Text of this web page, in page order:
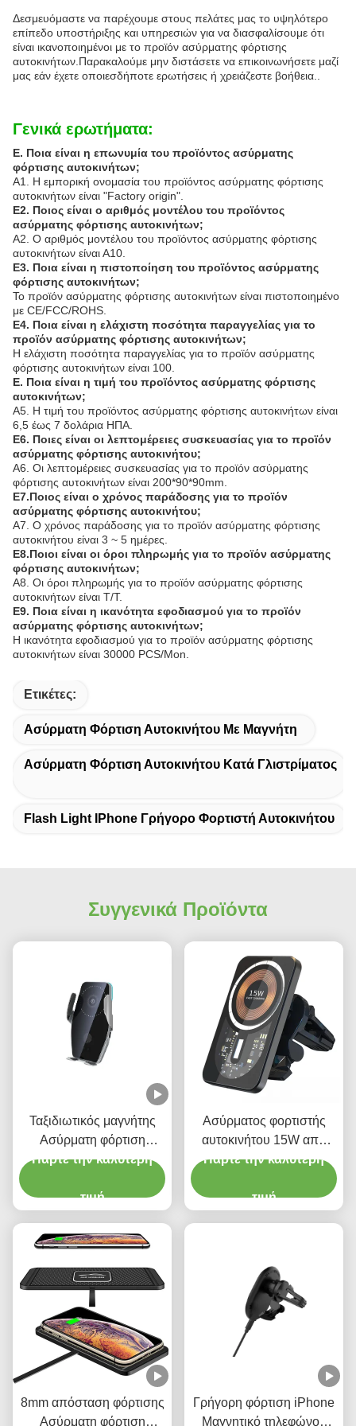
Δεσμευόμαστε να παρέχουμε στους πελάτες μας το υψηλότερο
επίπεδο υποστήριξης και υπηρεσιών για να διασφαλίσουμε ότι
είναι ικανοποιημένοι με το προϊόν ασύρματης φόρτισης
αυτοκινήτων.Παρακαλούμε μην διστάσετε να επικοινωνήσετε μαζί
μας εάν έχετε οποιεσδήποτε ερωτήσεις ή χρειάζεστε βοήθεια..
Γενικά ερωτήματα:
Ε. Ποια είναι η επωνυμία του προϊόντος ασύρματης
φόρτισης αυτοκινήτων;
Α1. Η εμπορική ονομασία του προϊόντος ασύρματης φόρτισης
αυτοκινήτων είναι "Factory origin".
Ε2. Ποιος είναι ο αριθμός μοντέλου του προϊόντος
ασύρματης φόρτισης αυτοκινήτων;
Α2. Ο αριθμός μοντέλου του προϊόντος ασύρματης φόρτισης
αυτοκινήτων είναι Α10.
Ε3. Ποια είναι η πιστοποίηση του προϊόντος ασύρματης
φόρτισης αυτοκινήτων;
Το προϊόν ασύρματης φόρτισης αυτοκινήτων είναι πιστοποιημένο
με CE/FCC/ROHS.
Ε4. Ποια είναι η ελάχιστη ποσότητα παραγγελίας για το
προϊόν ασύρματης φόρτισης αυτοκινήτων;
Η ελάχιστη ποσότητα παραγγελίας για το προϊόν ασύρματης
φόρτισης αυτοκινήτων είναι 100.
Ε. Ποια είναι η τιμή του προϊόντος ασύρματης φόρτισης
αυτοκινήτων;
Α5. Η τιμή του προϊόντος ασύρματης φόρτισης αυτοκινήτων είναι
6,5 έως 7 δολάρια ΗΠΑ.
Ε6. Ποιες είναι οι λεπτομέρειες συσκευασίας για το προϊόν
ασύρματης φόρτισης αυτοκινήτου;
Α6. Οι λεπτομέρειες συσκευασίας για το προϊόν ασύρματης
φόρτισης αυτοκινήτων είναι 200*90*90mm.
Ε7.Ποιος είναι ο χρόνος παράδοσης για το προϊόν
ασύρματης φόρτισης αυτοκινήτου;
Α7. Ο χρόνος παράδοσης για το προϊόν ασύρματης φόρτισης
αυτοκινήτου είναι 3 ~ 5 ημέρες.
Ε8.Ποιοι είναι οι όροι πληρωμής για το προϊόν ασύρματης
φόρτισης αυτοκινήτων;
Α8. Οι όροι πληρωμής για το προϊόν ασύρματης φόρτισης
αυτοκινήτων είναι T/T.
Ε9. Ποια είναι η ικανότητα εφοδιασμού για το προϊόν
ασύρματης φόρτισης αυτοκινήτων;
Η ικανότητα εφοδιασμού για το προϊόν ασύρματης φόρτισης
αυτοκινήτων είναι 30000 PCS/Mon.
Ετικέτες:
Ασύρματη Φόρτιση Αυτοκινήτου Με Μαγνήτη
Ασύρματη Φόρτιση Αυτοκινήτου Κατά Γλιστρίματος
Flash Light IPhone Γρήγορο Φορτιστή Αυτοκινήτου
Συγγενικά Προϊόντα
Ταξιδιωτικός μαγνήτης
Ασύρματη φόρτιση
αυτοκινήτου Κρατήρας
αυτοκίνητο 15w Γρήγορη
Πάρτε την καλύτερη
τιμή
Ασύρματος φορτιστής
αυτοκινήτου 15W από
κράμα αλουμινίου,
τηλέφωνου και νυχτερινό
Πάρτε την καλύτερη
τιμή
8mm απόσταση φόρτισης
Ασύρματη φόρτιση
Γρήγορη φόρτιση iPhone
Μαγνητικό τηλεφώνου